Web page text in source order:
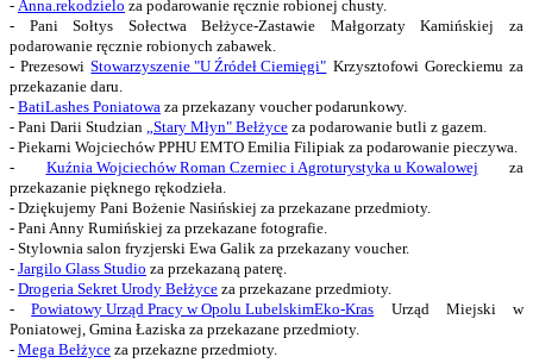
- Anna.rekodzielo za podarowanie ręcznie robionej chusty.
- Pani Sołtys Sołectwa Bełżyce-Zastawie Małgorzaty Kamińskiej za
podarowanie ręcznie robionych zabawek.
- PrezesowiStowarzyszenie "U Źródeł Ciemięgi" Krzysztofowi Goreckiemu za
przekazanie daru.
- BatiLashes Poniatowa za przekazany voucher podarunkowy.
- Pani Darii Studzian
Stary Młyn" Bełżyce za podarowanie butli z gazem.
- Piekarni Wojciechów PPHU EMTO Emilia Filipiak za podarowanie pieczywa.
- Kuźnia Wojciechów Roman Czerniec i Agroturystyka u Kowalowej za
przekazanie pięknego rękodzieła.
- Dziękujemy Pani Bożenie Nasińskiej za przekazane przedmioty.
- Pani Anny Rumińskiej za przekazane fotografie.
- Stylownia salon fryzjerski Ewa Galik za przekazany voucher.
- Jargilo Glass Studio za przekazaną paterę.
- Drogeria Sekret Urody Bełżyce za przekazane przedmioty.
-Powiatowy Urząd Pracy w Opolu LubelskimEko-Kras Urząd Miejski w
Poniatowej, Gmina Łaziska za przekazane przedmioty.
- Mega Bełżyce za przekazne przedmioty.